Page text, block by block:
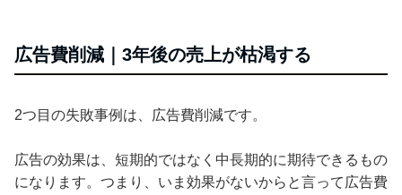
広告費削減｜3年後の売上が枯渇する
2つ目の失敗事例は、広告費削減です。
広告の効果は、短期的ではなく中長期的に期待できるもの
になります。つまり、いま効果がないからと言って広告費